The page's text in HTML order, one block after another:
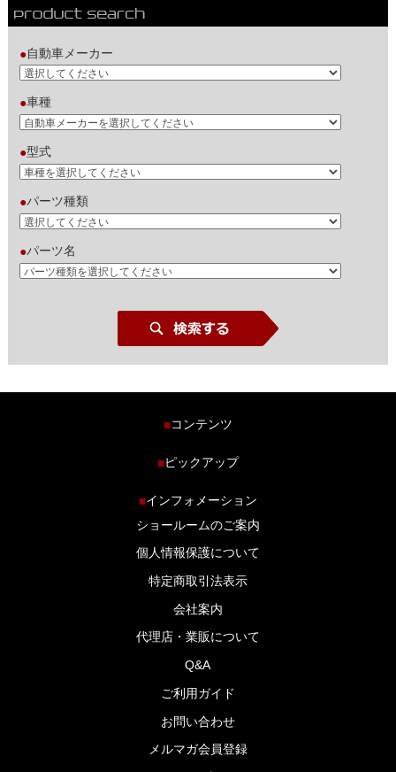
●自動車メーカー
●車種
●型式
●パーツ種類
●パーツ名
■コンテンツ
商品ラインナップ
ブログ
■ピックアップ
■インフォメーション
ショールームのご案内
個人情報保護について
特定商取引法表示
会社案内
代理店・業販について
Q&A
ご利用ガイド
お問い合わせ
メルマガ会員登録